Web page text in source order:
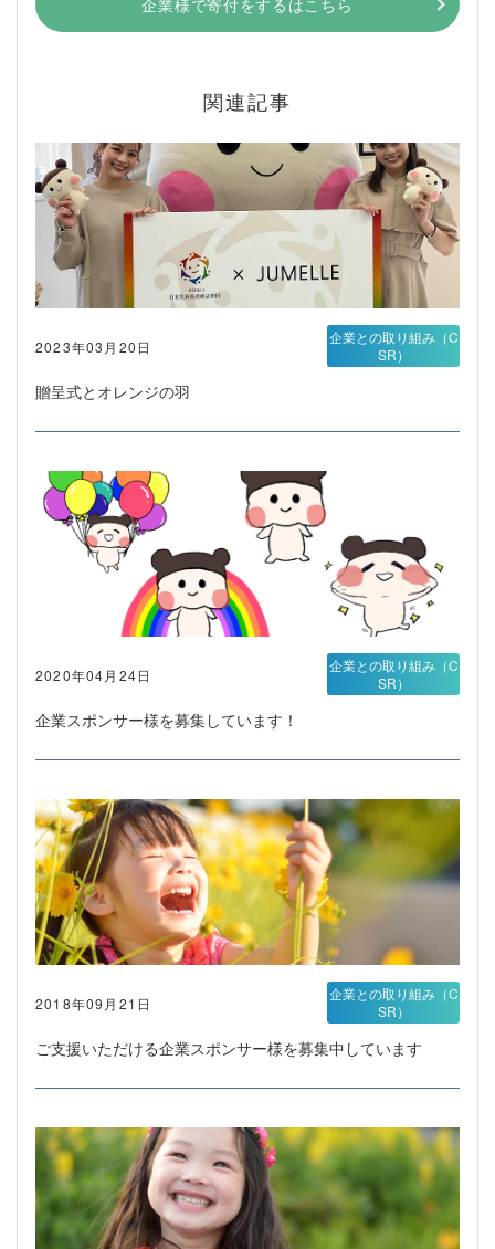
企業様で寄付をするはこちら
関連記事
2023年03月20日
贈呈式とオレンジの羽
企業との取り組み（C
SR）
2020年04月24日
企業スポンサー様を募集しています！
企業との取り組み（C
SR）
2018年09月21日
ご支援いただける企業スポンサー様を募集中しています
企業との取り組み（C
SR）